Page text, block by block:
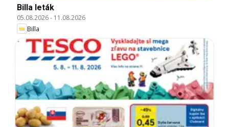
Billa leták
05.08.2026- 11.08.2026
Billa